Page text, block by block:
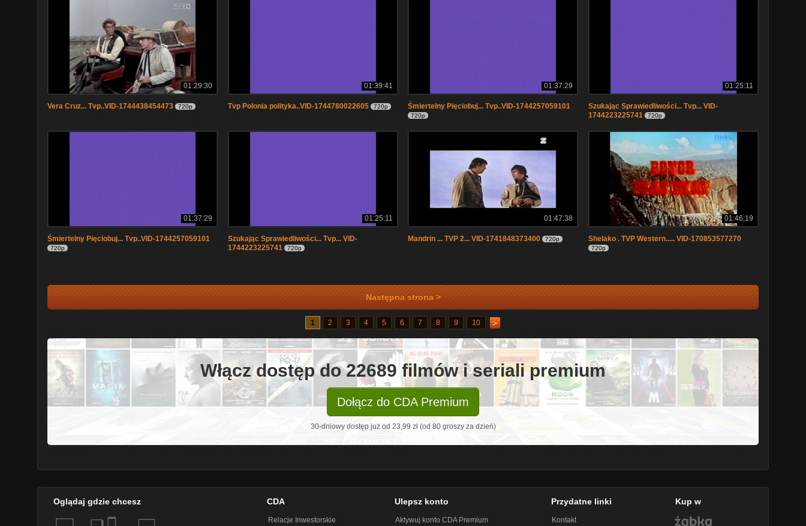
01:29:30
Vera Cruz... Tvp..VID-1744438454473 720p
01:39:41
Tvp Polonia polityka..VID-1744780022605 720p
01:37:29
Śmiertelny Pięciobuj... Tvp..VID-1744257059101
720p
01:25:11
Szukając Sprawiedliwości... Tvp... VID-
1744223225741
720p
01:37:29
Śmiertelny Pięciobuj... Tvp..VID-1744257059101
720p
01:25:11
Szukając Sprawiedliwości... Tvp... VID-
1744223225741
720p
01:47:38
Mandrin ... TVP 2... VID-1741848373400 720p
01:46:19
Shelako . TVP Western..... VID-170853577270
720p
Następna strona >
1 2 3 4 5 6 7 8 9 10
Włącz dostęp do 22689 filmów i seriali premium
Dołącz do CDA Premium
30-dniowy dostęp już od 23,99 zł (od 80 groszy za dzień)
Oglądaj gdzie chcesz CDA
Relacje Inwestorskie
Ulepsz konto
Aktywuj konto CDA Premium
Przydatne linki
Kontakt
Kup w